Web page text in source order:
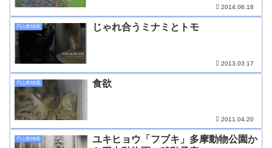
2014.06.18
円山動物園 じゃれ合うミナミとトモ
2013.03.17
円山動物園 食欲
2011.04.20
円山動物園
ユキヒョウ「フブキ」多摩動物公園か